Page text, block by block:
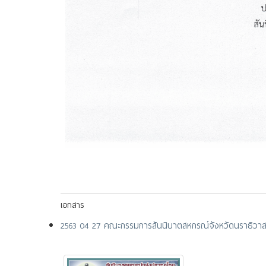
เอกสาร
2563 04 27 คณะกรรมการสันนิบาตสหกรณ์จังหวัดนราธิวา